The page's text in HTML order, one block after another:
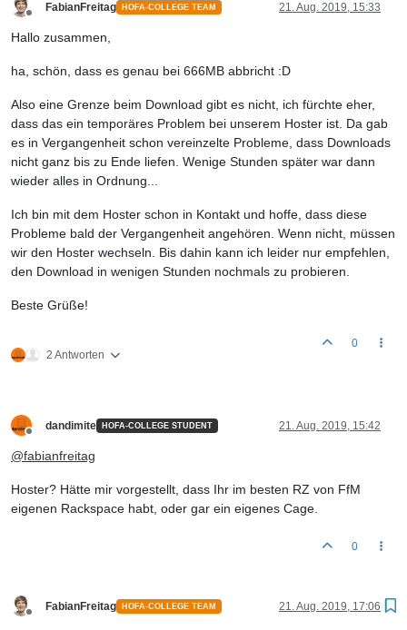
FabianFreitag HOFA-COLLEGE TEAM 21. Aug. 2019, 15:33
Hallo zusammen,
ha, schön, dass es genau bei 666MB abbricht :D
Also eine Grenze beim Download gibt es nicht, ich fürchte eher,
dass das ein temporäres Problem bei unserem Hoster ist. Da gab
es in Vergangenheit schon vereinzelte Probleme, dass Downloads
nicht ganz bis zu Ende liefen. Wenige Stunden später war dann
wieder alles in Ordnung...
Ich bin mit dem Hoster schon in Kontakt und hoffe, dass diese
Probleme bald der Vergangenheit angehören. Wenn nicht, müssen
wir den Hoster wechseln. Bis dahin kann ich leider nur empfehlen,
den Download in wenigen Stunden nochmals zu probieren.
Beste Grüße!
2 Antworten
0
dandimite HOFA-COLLEGE STUDENT 21. Aug. 2019, 15:42
@fabianfreitag
Hoster? Hätte mir vorgestellt, dass Ihr im besten RZ von FfM
eigenen Rackspace habt, oder gar ein eigenes Cage.
0
FabianFreitag HOFA-COLLEGE TEAM 21. Aug. 2019, 17:06